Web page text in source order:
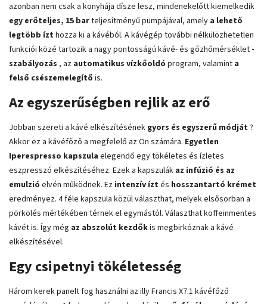
azonban nem csak a konyhája dísze lesz, mindenekelőtt kiemelkedik
egy erőteljes, 15 barteljesítményű pumpájával, amely a lehető
legtöbb ízthozza ki a kávéból. A kávégép további nélkülözhetetlen
funkciói közé tartozik a nagy pontosságú kávé- és gőzhőmérséklet -
szabályozás , az automatikus vízkőoldó program, valamint a
felső csészemelegítő is.
Az egyszerűségben rejlik az erő
Jobban szereti a kávé elkészítésének gyors és egyszerű módját?
Akkor ez a kávéfőző a megfelelő az Ön számára. Egyetlen
Iperespresso kapszula elegendő egy tökéletes és ízletes
eszpresszó elkészítéséhez. Ezek a kapszulák az infúzió és az
emulzió elvén működnek. Ez intenzív íztés hosszantartó krémet
eredményez. 4 féle kapszula közül választhat, melyek elsősorban a
pörkölés mértékében térnek el egymástól. Választhat koffeinmentes
kávét is. Így még az abszolút kezdőkis megbirkóznak a kávé
elkészítésével.
Egy csipetnyi tökéletesség
Három kerek panelt fog használni az illy Francis X7.1 kávéfőző